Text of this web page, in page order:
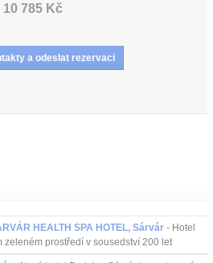
10 785 Kč
HEALTH SPA HOTEL, Sárvár - Hotel
zeleném prostředí v sousedství 200 let
přímo z hotelové zahrady. ...